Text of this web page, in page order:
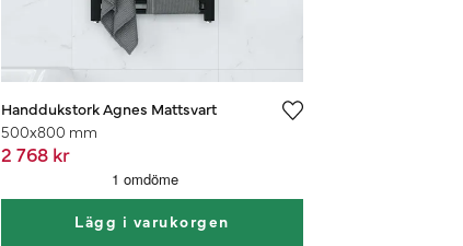
Handdukstork Agnes Mattsvart
500x800 mm
2 768 kr
Lägg i varukorgen